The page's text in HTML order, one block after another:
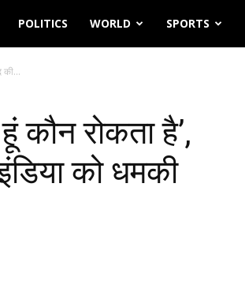
POLITICS WORLD SPORTS
की...
कौन रोकता है’,
को धमकी